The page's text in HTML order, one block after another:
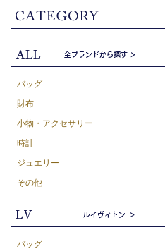
バッグ
財布
小物・アクセサリー
時計
ジュエリー
その他
バッグ